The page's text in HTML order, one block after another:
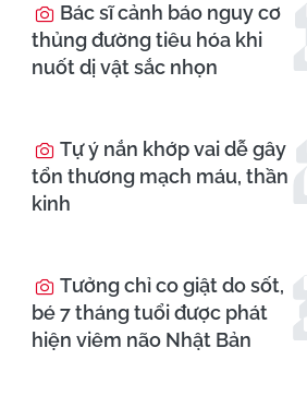
Bác sĩ cảnh báo nguy cơ
thủng đường tiêu hóa khi
nuốt dị vật sắc nhọn
Tự ý nắn khớp vai dễ gây
tổn thương mạch máu, thần
kinh
Tưởng chỉ co giật do sốt,
bé 7 tháng tuổi được phát
hiện viêm não Nhật Bản